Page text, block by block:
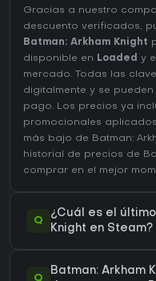
Gracias a nuestro
descuento verificados,
Batman: Arkham Knight
disponible en Loaded y
mercado. Todas las
digitalmente y se
pago. Los precios ya
promocionales
más bajo de Batman:
historial de precios de
comprar en el mejor
Q
¿Cuál es el
Knight en Steam?
Q
Batman: Arkham